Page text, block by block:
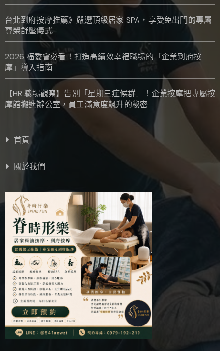
台北到府按摩推薦》嚴選頂級居家 SPA，享受免出門的專屬
尊榮舒壓儀式
2026 福委會必看！打造高績效幸福職場的「企業到府按
摩」導入指南
【HR 職場觀察】告別「星期三症候群」！企業按摩把專屬按
摩館搬進辦公室，員工滿意度飆升的秘密
首頁
關於我們